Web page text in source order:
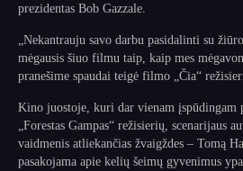
prezidentas Bob Gazzale.
„Nekantrauju savo darbu pasidalinti su
mėgausis šiuo filmu taip, kaip mes
pranešime spaudai teigė filmo „Čia“
Kino juostoje, kuri dar vienam
„Forestas Gampas“ režisierių, scenarijaus
vaidmenis atliekančias žvaigždes – Tomą
pasakojama apie kelių šeimų gyvenimus